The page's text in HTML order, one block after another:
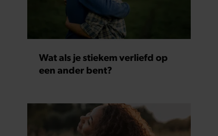
Wat als je stiekem verliefd op
een ander bent?